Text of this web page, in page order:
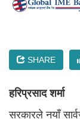
SHARE
हरिप्रसाद शर्मा
सरकारले नयाँ